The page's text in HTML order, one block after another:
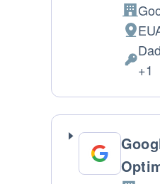
Lugar
de
Dados
+1